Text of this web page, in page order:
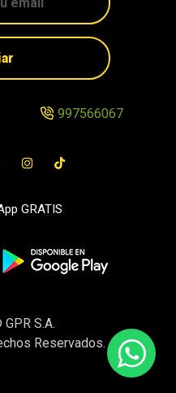
997566067
GRATIS
S.A.
Reservados.